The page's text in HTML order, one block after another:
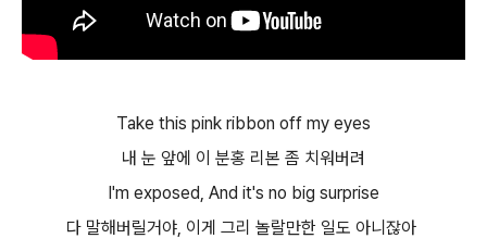
Take this pink ribbon off my eyes
내 눈 앞에 이 분홍 리본 좀 치워버려
I'm exposed, And it's no big surprise
다 말해버릴거야, 이게 그리 놀랄만한 일도 아니잖아